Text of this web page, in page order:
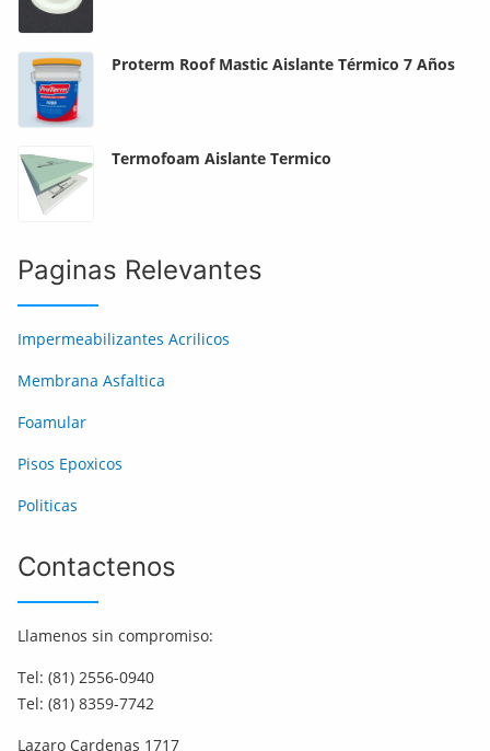
Proterm Roof Mastic Aislante Térmico 7 Años
Termofoam Aislante Termico
Paginas Relevantes
Impermeabilizantes Acrilicos
Membrana Asfaltica
Foamular
Pisos Epoxicos
Politicas
Contactenos
Llamenos sin compromiso:
Tel: (81) 2556-0940
Tel: (81) 8359-7742
Lazaro Cardenas 1717